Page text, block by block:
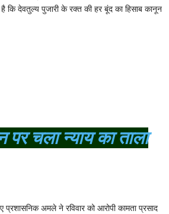
कि देवतुल्य पुजारी के रक्त की हर बूंद का हिसाब कानून
पर चला न्याय का ताला
प्रशासनिक अमले ने रविवार को आरोपी कामता प्रसाद